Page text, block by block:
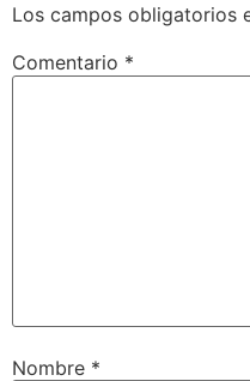
Los campos obligatorios
Comentario *
Nombre *